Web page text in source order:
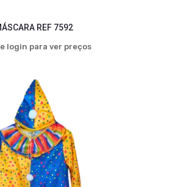
REF 7592
login para ver preços